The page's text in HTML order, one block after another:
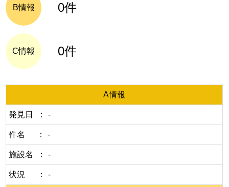
B情報 0件
C情報 0件
A情報
発見日 -
件名 -
施設名 -
状況 -